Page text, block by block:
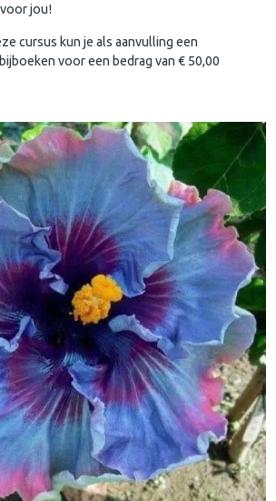
jou!
cursus kun je als aanvulling een
voor een bedrag van € 50,00